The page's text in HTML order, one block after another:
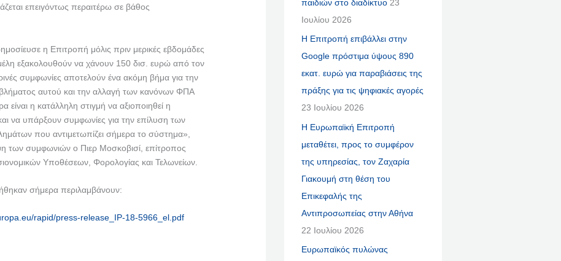
επειγόντως περαιτέρω σε βάθος
η Επιτροπή μόλις πριν μερικές εβδομάδες
εξακολουθούν να χάνουν 150 δισ. ευρώ από τον
συμφωνίες αποτελούν ένα ακόμη βήμα για την
αυτού και την αλλαγή των κανόνων ΦΠΑ
η κατάλληλη στιγμή να αξιοποιηθεί η
να υπάρξουν συμφωνίες για την επίλυση των
που αντιμετωπίζει σήμερα το σύστημα»,
των συμφωνιών ο Πιερ Μοσκοβισί, επίτροπος
Υποθέσεων, Φορολογίας και Τελωνείων.
σήμερα περιλαμβάνουν:
rapid/press-release_IP-18-5966_el.pdf
παιδιών στο διαδίκτυο 23
Ιουλίου 2026
Η Επιτροπή επιβάλλει στην
Google πρόστιμα ύψους 890
εκατ. ευρώ για παραβιάσεις της
πράξης για τις ψηφιακές αγορές
23 Ιουλίου 2026
Η Ευρωπαϊκή Επιτροπή
μεταθέτει, προς το συμφέρον
της υπηρεσίας, τον Ζαχαρία
Γιακουμή στη θέση του
Επικεφαλής της
Αντιπροσωπείας στην Αθήνα
22 Ιουλίου 2026
Ευρωπαϊκός πυλώνας